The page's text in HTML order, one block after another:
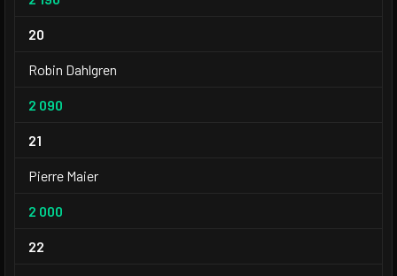
20
Robin Dahlgren
2 090
21
Pierre Maier
2 000
22